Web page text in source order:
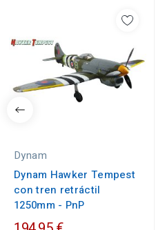
Dynam
Dynam Hawker Tempest
con tren retráctil
1250mm - PnP